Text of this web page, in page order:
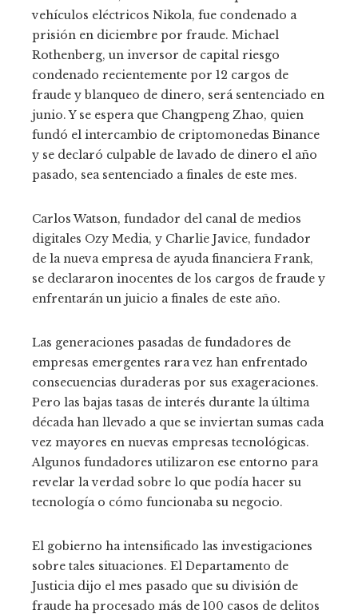
vehículos eléctricos Nikola, fue condenado a
prisión en diciembre por fraude. Michael
Rothenberg, un inversor de capital riesgo
condenado recientemente por 12 cargos de
fraude y blanqueo de dinero, será sentenciado en
junio. Y se espera que Changpeng Zhao, quien
fundó el intercambio de criptomonedas Binance
y se declaró culpable de lavado de dinero el año
pasado, sea sentenciado a finales de este mes.
Carlos Watson, fundador del canal de medios
digitales Ozy Media, y Charlie Javice, fundador
de la nueva empresa de ayuda financiera Frank,
se declararon inocentes de los cargos de fraude y
enfrentarán un juicio a finales de este año.
Las generaciones pasadas de fundadores de
empresas emergentes rara vez han enfrentado
consecuencias duraderas por sus exageraciones.
Pero las bajas tasas de interés durante la última
década han llevado a que se inviertan sumas cada
vez mayores en nuevas empresas tecnológicas.
Algunos fundadores utilizaron ese entorno para
revelar la verdad sobre lo que podía hacer su
tecnología o cómo funcionaba su negocio.
El gobierno ha intensificado las investigaciones
sobre tales situaciones. El Departamento de
Justicia dijo el mes pasado que su división de
fraude ha procesado más de 100 casos de delitos